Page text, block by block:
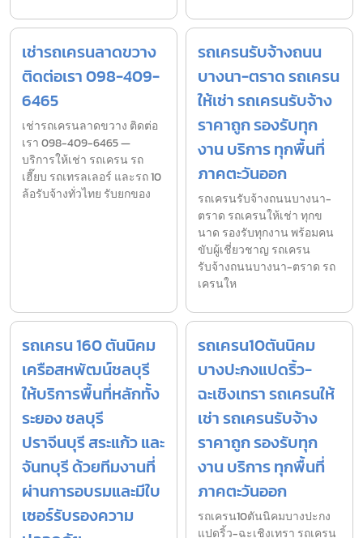
เช่ารถเครนลาดขวาง
ติดต่อเรา 098-409-
6465
เช่ารถเครนลาดขวาง ติดต่อ
เรา 098-409-6465 —
บริการให้เช่า รถเครน รถ
เฮี๊ยบ รถเทรลเลอร์ และรถ 10
ล้อรับจ้างทั่วไทย รับยกของ
รถเครนรับจ้างถนน
บางนา-ตราด รถเครน
ให้เช่า รถเครนรับจ้าง
ราคาถูก รองรับทุก
งาน บริการ ทุกพื้นที่
ภาคตะวันออก
รถเครนรับจ้างถนนบางนา-
ตราด รถเครนให้เช่า ทุกข
นาด รองรับทุกงาน พร้อมคน
ขับผู้เชี่ยวชาญ รถเครน
รับจ้างถนนบางนา-ตราด รถ
เครนให
รถเครน 160 ตันนิคม
เครือสหพัฒน์ชลบุรี
ให้บริการพื้นที่หลักทั้ง
ระยอง ชลบุรี
ปราจีนบุรี สระแก้ว และ
จันทบุรี ด้วยทีมงานที่
ผ่านการอบรมและมีใบ
เซอร์รับรองความ
รถเครน10ตันนิคม
บางปะกงแปดริ้ว-
ฉะเชิงเทรา รถเครนให้
เช่า รถเครนรับจ้าง
ราคาถูก รองรับทุก
งาน บริการ ทุกพื้นที่
ภาคตะวันออก
รถเครน10ตันนิคมบางปะกง
แปดริ้ว-ฉะเชิงเทรา รถเครน